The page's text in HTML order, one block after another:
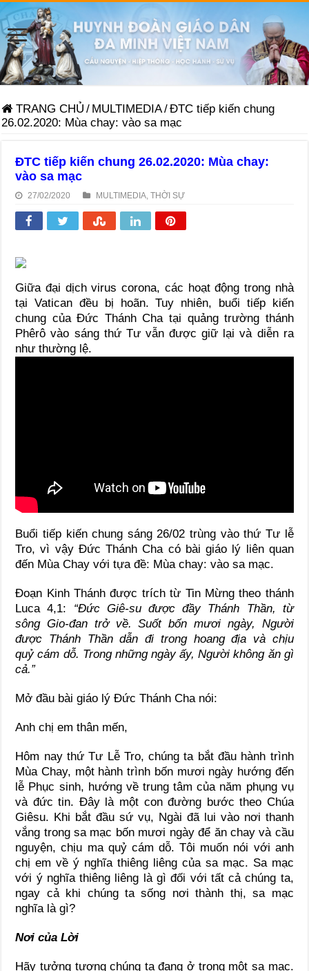
TRANG CHỦ / MULTIMEDIA/ĐTC tiếp kiến chung
26.02.2020: Mùa chay: vào sa mạc
ĐTC tiếp kiến chung 26.02.2020: Mùa chay:
vào sa mạc
27/02/2020 MULTIMEDIA ,THỜI SỰ
Giữa đại dịch virus corona, các hoạt động trong nhà
tại Vatican đều bị hoãn. Tuy nhiên, buổi tiếp kiến
chung của Đức Thánh Cha tại quảng trường thánh
Phêrô vào sáng thứ Tư vẫn được giữ lại và diễn ra
như thường lệ.
Buổi tiếp kiến chung sáng 26/02 trùng vào thứ Tư lễ
Tro, vì vậy Đức Thánh Cha có bài giáo lý liên quan
đến Mùa Chay với tựa đề: Mùa chay: vào sa mạc.
Đoạn Kinh Thánh được trích từ Tin Mừng theo thánh
Luca 4,1: “Đức Giê-su được đầy Thánh Thần, từ
sông Gio-đan trở về. Suốt bốn mươi ngày, Người
được Thánh Thần dẫn đi trong hoang địa và chịu
quỷ cám dỗ. Trong những ngày ấy, Người không ăn gì
cả.”
Mở đầu bài giáo lý Đức Thánh Cha nói:
Anh chị em thân mến,
Hôm nay thứ Tư Lễ Tro, chúng ta bắt đầu hành trình
Mùa Chay, một hành trình bốn mươi ngày hướng đến
lễ Phục sinh, hướng về trung tâm của năm phụng vụ
và đức tin. Đây là một con đường bước theo Chúa
Giêsu. Khi bắt đầu sứ vụ, Ngài đã lui vào nơi thanh
vắng trong sa mạc bốn mươi ngày để ăn chay và cầu
nguyện, chịu ma quỷ cám dỗ. Tôi muốn nói với anh
chị em về ý nghĩa thiêng liêng của sa mạc. Sa mạc
với ý nghĩa thiêng liêng là gì đối với tất cả chúng ta,
ngay cả khi chúng ta sống nơi thành thị, sa mạc
nghĩa là gì?
Nơi của Lời
Hãy tưởng tượng chúng ta đang ở trong một sa mạc.